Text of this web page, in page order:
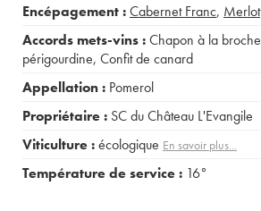
Encépagement :Cabernet Franc, Merlot
Accords mets-vins :Chapon à la broche
périgourdine, Confit de canard
Appellation : Pomerol
Propriétaire : SC du Château L'Evangile
Viticulture :écologique En savoir plus...
Température de service : 16°